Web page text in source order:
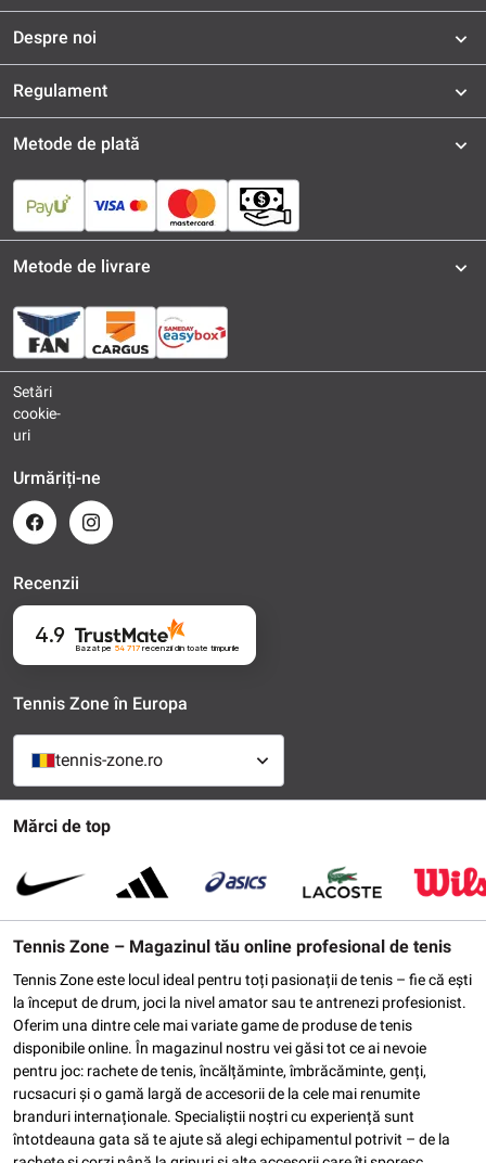
Despre noi
Regulament
Mărci de top
Tennis Zone – Magazinul tău online profesional de tenis
Tennis Zone este locul ideal pentru toți pasionații de tenis – fie că ești
la început de drum, joci la nivel amator sau te antrenezi profesionist.
Oferim una dintre cele mai variate game de produse de tenis
disponibile online. În magazinul nostru vei găsi tot ce ai nevoie
pentru joc: rachete de tenis, încălțăminte, îmbrăcăminte, genți,
rucsacuri și o gamă largă de accesorii de la cele mai renumite
branduri internaționale. Specialiștii noștri cu experiență sunt
întotdeauna gata să te ajute să alegi echipamentul potrivit – de la
Metode de plată
Metode de livrare
Setări
cookie-
uri
Urmăriți-ne
Recenzii
4.9
Bazat pe 54 717recenziidin toate timpurile
Tennis Zone în Europa
tennis-zone.ro